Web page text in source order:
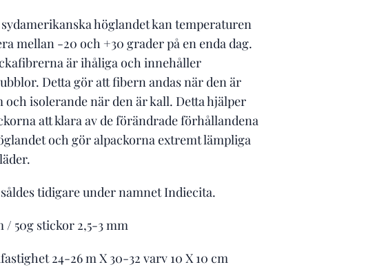
höglandet kan temperaturen
mellan -20 och +30 grader på en enda dag.
är ihåliga och innehåller
Detta gör att fibern andas när den är
och isolerande när den är kall. Detta hjälper
att klara av de förändrade förhållandena
och gör alpackorna extremt lämpliga
tidigare under namnet Indiecita.
/ 50g stickor 2,5-3 mm
24-26 m X 30-32 varv 10 X 10 cm